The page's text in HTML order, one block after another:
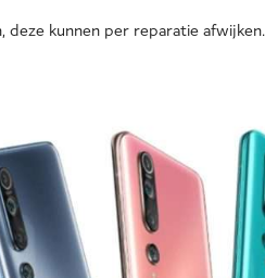
kunnen per reparatie afwijken.